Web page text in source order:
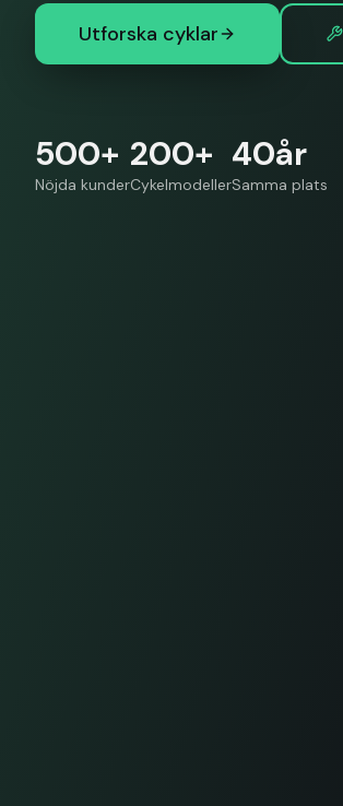
Utforska cyklar
500+
Nöjda kunder
200+
Cykelmodeller
40år
Samma plats